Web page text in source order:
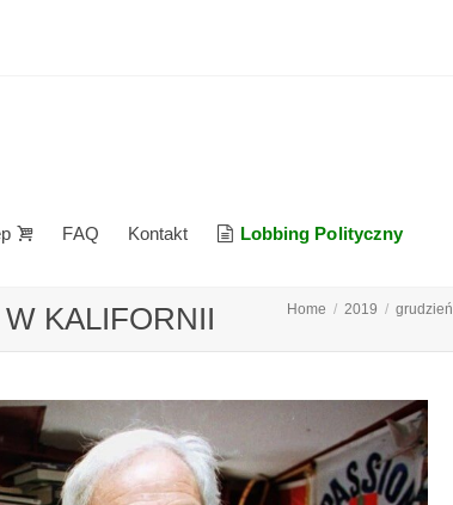
FAQ Kontakt Lobbing Polityczny
KALIFORNII Home 2019 grudzień